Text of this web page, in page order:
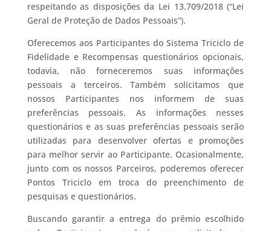
respeitando as disposições da Lei 13.709/2018 (“Lei
Geral de Proteção de Dados Pessoais”).
Oferecemos aos Participantes do Sistema Triciclo de
Fidelidade e Recompensas questionários opcionais,
todavia, não forneceremos suas informações
pessoais a terceiros. Também solicitamos que
nossos Participantes nos informem de suas
preferências pessoais. As informações nesses
questionários e as suas preferências pessoais serão
utilizadas para desenvolver ofertas e promoções
para melhor servir ao Participante. Ocasionalmente,
junto com os nossos Parceiros, poderemos oferecer
Pontos Triciclo em troca do preenchimento de
pesquisas e questionários.
Buscando garantir a entrega do prêmio escolhido